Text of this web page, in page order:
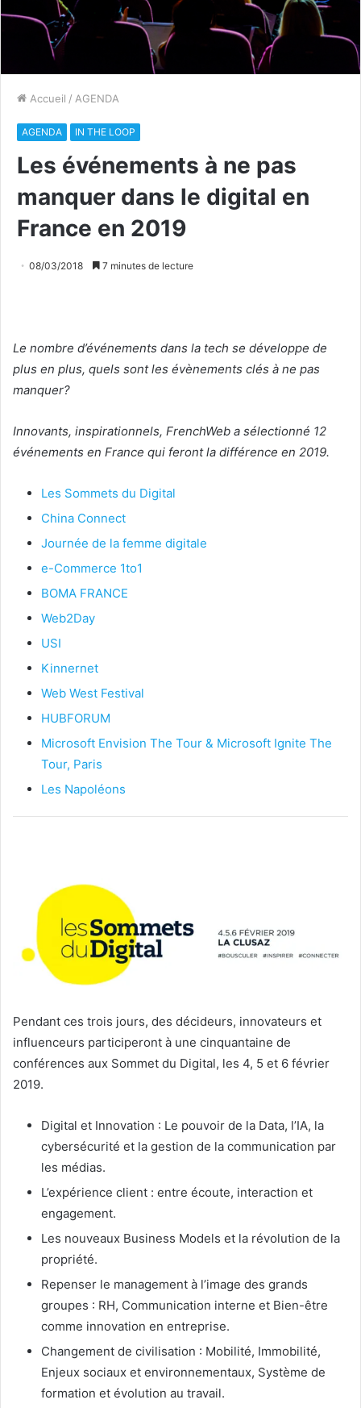
Accueil / AGENDA
AGENDA IN THE LOOP
Les événements à ne pas
manquer dans le digital en
France en 2019
08/03/2018 7 minutes de lecture
Le nombre d’événements dans la tech se développe de
plus en plus, quels sont les évènements clés à ne pas
manquer?
Innovants, inspirationnels, FrenchWeb a sélectionné 12
événements en France qui feront la différence en 2019.
Les Sommets du Digital
China Connect
Journée de la femme digitale
e-Commerce 1to1
BOMA FRANCE
Web2Day
USI
Kinnernet
Web West Festival
HUBFORUM
Microsoft Envision The Tour & Microsoft Ignite The
Tour, Paris
Les Napoléons
Pendant ces trois jours, des décideurs, innovateurs et
influenceurs participeront à une cinquantaine de
conférences aux Sommet du Digital, les 4, 5 et 6 février
2019.
Digital et Innovation : Le pouvoir de la Data, l’IA, la
cybersécurité et la gestion de la communication par
les médias.
L’expérience client : entre écoute, interaction et
engagement.
Les nouveaux Business Models et la révolution de la
propriété.
Repenser le management à l’image des grands
groupes : RH, Communication interne et Bien-être
comme innovation en entreprise.
Changement de civilisation : Mobilité, Immobilité,
Enjeux sociaux et environnementaux, Système de
formation et évolution au travail.